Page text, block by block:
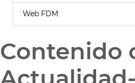
Web FDM
Contenido